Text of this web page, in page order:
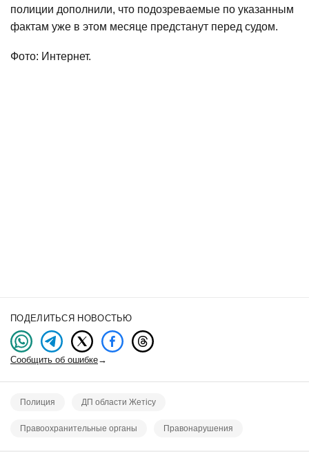
полиции дополнили, что подозреваемые по указанным
фактам уже в этом месяце предстанут перед судом.
Фото: Интернет.
ПОДЕЛИТЬСЯ НОВОСТЬЮ
Сообщить об ошибке→
Полиция ДП области Жетісу
Правоохранительные органы Правонарушения